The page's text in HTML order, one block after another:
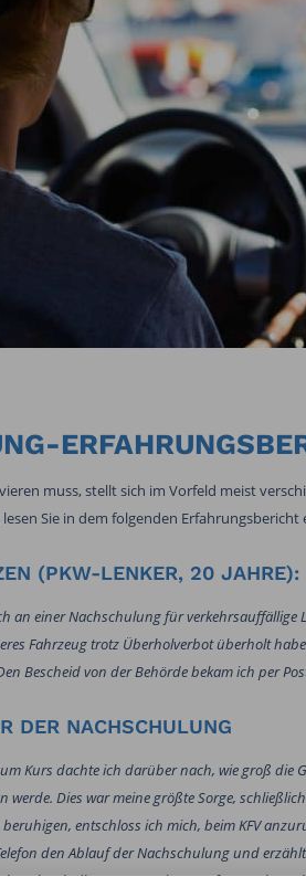
muss, stellt sich im Vorfeld meist
Sie in dem folgenden Erfahrungsbericht
(PKW-LENKER, 20 JAHRE):
an einer Nachschulung für verkehrsauffällige
Fahrzeug trotz Überholverbot überholt
Bescheid von der Behörde bekam ich per
DER NACHSCHULUNG
Kurs dachte ich darüber nach, wie groß die
Dies war meine größte Sorge,
entschloss ich mich, beim KFV
den Ablauf der Nachschulung und